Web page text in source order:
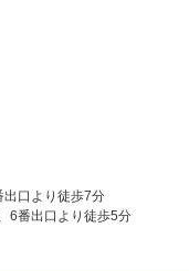
口より徒歩7分
6番出口より徒歩5分